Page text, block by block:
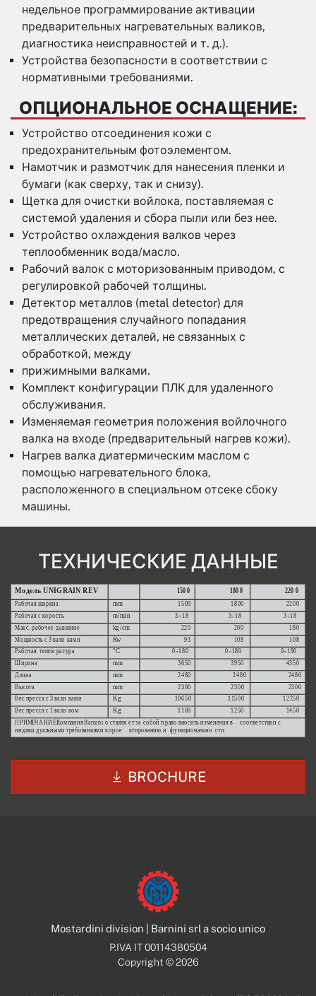
недельное программирование активации
предварительных нагревательных валиков,
диагностика неисправностей и т. д.).
Устройства безопасности в соответствии с
нормативными требованиями.
ОПЦИОНАЛЬНОЕ ОСНАЩЕНИЕ:
Устройство отсоединения кожи с
предохранительным фотоэлементом.
Намотчик и размотчик для нанесения пленки и
бумаги (как сверху, так и снизу).
Щетка для очистки войлока, поставляемая с
системой удаления и сбора пыли или без нее.
Устройство охлаждения валков через
теплообменник вода/масло.
Рабочий валок с моторизованным приводом, с
регулировкой рабочей толщины.
Детектор металлов (metal detector) для
предотвращения случайного попадания
металлических деталей, не связанных с
обработкой, между
прижимными валками.
Комплект конфигурации ПЛК для удаленного
обслуживания.
Изменяемая геометрия положения войлочного
валка на входе (предварительный нагрев кожи).
Нагрев валка диатермическим маслом с
помощью нагревательного блока,
расположенного в специальном отсеке сбоку
машины.
ТЕХНИЧЕСКИЕ ДАННЫЕ
BROCHURE
Mostardini division | Barnini srl a socio unico
P.IVA IT 00114380504
Copyright © 2026